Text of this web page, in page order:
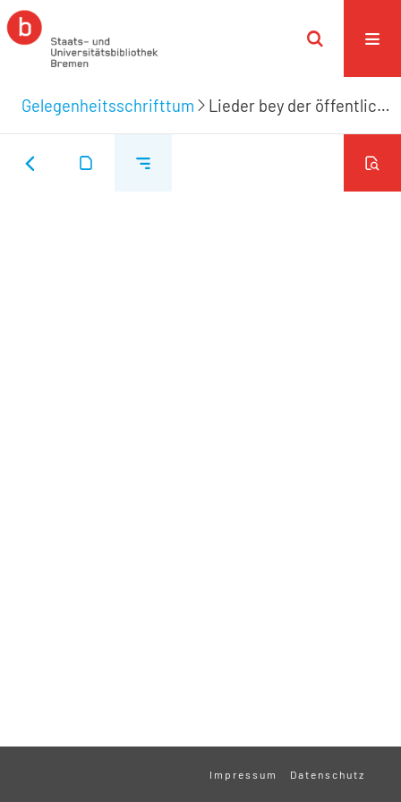
Gelegenheitsschrifttum Lieder bey der öffentlichen Confirmation am Gedächtnißtage der Himmelfahrth Jesu in U. L. Fr. den 23. May 1805
Impressum Datenschutz